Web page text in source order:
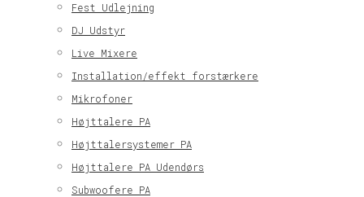
Fest Udlejning
DJ Udstyr
Live Mixere
Installation/effekt forstærkere
Mikrofoner
Højttalere PA
Højttalersystemer PA
Højttalere PA Udendørs
Subwoofere PA